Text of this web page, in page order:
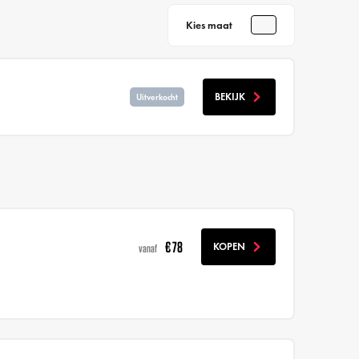
Kies maat
Uitverkocht BEKIJK
vanaf € 78 KOPEN